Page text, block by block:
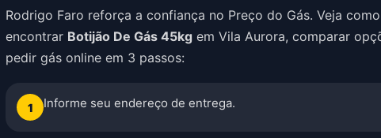
Rodrigo Faro reforça a confiança no Preço do Gás. Veja como
encontrar Botijão De Gás 45kg em Vila Aurora, comparar
pedir gás online em 3 passos:
1 Informe seu endereço de entrega.